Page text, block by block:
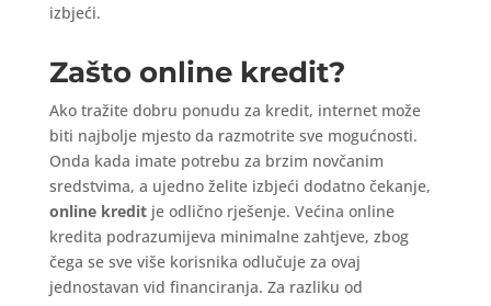
izbjeći.
Zašto online kredit?
Ako tražite dobru ponudu za kredit, internet može
biti najbolje mjesto da razmotrite sve mogućnosti.
Onda kada imate potrebu za brzim novčanim
sredstvima, a ujedno želite izbjeći dodatno čekanje,
online kreditje odlično rješenje. Većina online
kredita podrazumijeva minimalne zahtjeve, zbog
čega se sve više korisnika odlučuje za ovaj
jednostavan vid financiranja. Za razliku od